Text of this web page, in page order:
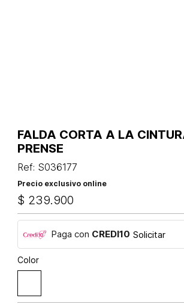
FALDA CORTA A LA
PRENSE
Ref: S036177
Precio exclusivo online
$ 239.900
Paga con CREDI10 Solicitar
Color